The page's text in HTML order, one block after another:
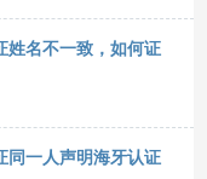
姓名不一致，如何证
同一人声明海牙认证